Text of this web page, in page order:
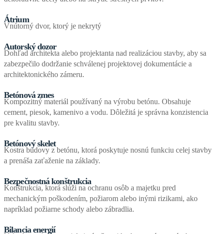
Átrium
Vnútorný dvor, ktorý je nekrytý
Autorský dozor
Dohľad architekta alebo projektanta nad realizáciou stavby, aby sa
zabezpečilo dodržanie schválenej projektovej dokumentácie a
architektonického zámeru.
Betónová zmes
Kompozitný materiál používaný na výrobu betónu. Obsahuje
cement, piesok, kamenivo a vodu. Dôležitá je správna konzistencia
pre kvalitu stavby.
Betónový skelet
Kostra budovy z betónu, ktorá poskytuje nosnú funkciu celej stavby
a prenáša zaťaženie na základy.
Bezpečnostná konštrukcia
Konštrukcia, ktorá slúži na ochranu osôb a majetku pred
mechanickým poškodením, požiarom alebo inými rizikami, ako
napríklad požiarne schody alebo zábradlia.
Bilancia energií